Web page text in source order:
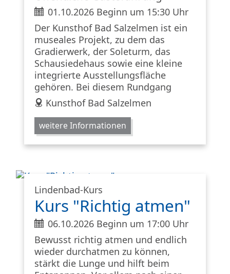
ticket01.10.2026 Beginn um 15:30 Uhr
Der Kunsthof Bad Salzelmen ist ein
museales Projekt, zu dem das
Gradierwerk, der Soleturm, das
Schausiedehaus sowie eine kleine
integrierte Ausstellungsfläche
gehören. Bei diesem Rundgang
address
Kunsthof Bad Salzelmen
weitere Informationen
Lindenbad-Kurs
Kurs "Richtig atmen"
ticket06.10.2026 Beginn um 17:00 Uhr
Bewusst richtig atmen und endlich
wieder durchatmen zu können,
stärkt die Lunge und hilft beim